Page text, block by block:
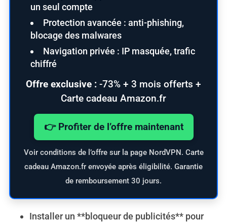
un seul compte
Protection avancée : anti-phishing,
blocage des malwares
Navigation privée : IP masquée, trafic
chiffré
Offre exclusive : -73% + 3 mois offerts +
Carte cadeau Amazon.fr
👉 Profiter de l’offre maintenant
Voir conditions de l’offre sur la page NordVPN. Carte
cadeau Amazon.fr envoyée après éligibilité. Garantie
de remboursement 30 jours.
Installer un **bloqueur de publicités** pour